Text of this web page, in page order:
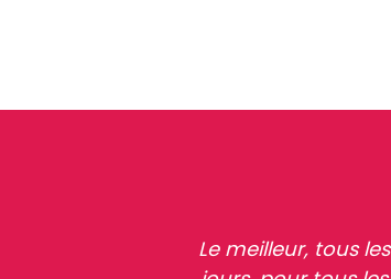
Le meilleur, tous les